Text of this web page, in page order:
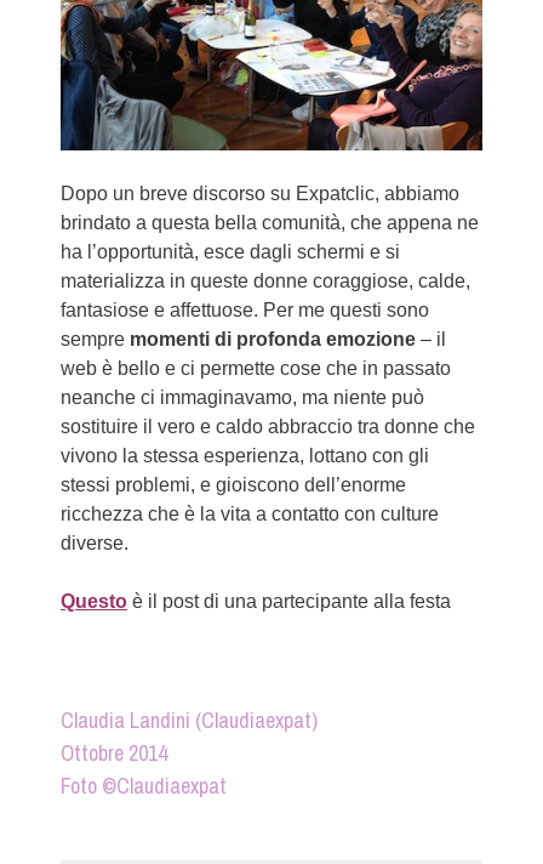
Dopo un breve discorso su Expatclic, abbiamo
brindato a questa bella comunità, che appena ne
ha l’opportunità, esce dagli schermi e si
materializza in queste donne coraggiose, calde,
fantasiose e affettuose. Per me questi sono
sempre momenti di profonda emozione – il
web è bello e ci permette cose che in passato
neanche ci immaginavamo, ma niente può
sostituire il vero e caldo abbraccio tra donne che
vivono la stessa esperienza, lottano con gli
stessi problemi, e gioiscono dell’enorme
ricchezza che è la vita a contatto con culture
diverse.
Questo è il post di una partecipante alla festa
Claudia Landini (Claudiaexpat)
Ottobre 2014
Foto ©Claudiaexpat